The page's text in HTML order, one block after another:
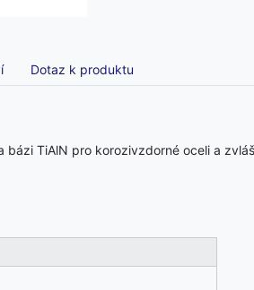
Dotaz k produktu
bázi TiAlN pro korozivzdorné oceli a